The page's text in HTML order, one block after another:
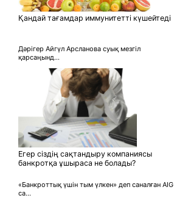
Қандай тағамдар иммунитетті күшейтеді
Дәрігер Айгүл Арсланова суық мезгіл
қарсаңынд...
Егер сіздің сақтандыру компаниясы
банкротқа ұшыраса не болады?
«Банкроттық үшін тым үлкен» деп саналған AIG
са...